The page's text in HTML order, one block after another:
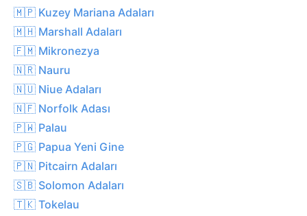
🇲🇵 Kuzey Mariana Adaları
🇲🇭 Marshall Adaları
🇫🇲 Mikronezya
🇳🇷 Nauru
🇳🇺 Niue Adaları
🇳🇫 Norfolk Adası
🇵🇼 Palau
🇵🇬 Papua Yeni Gine
🇵🇳 Pitcairn Adaları
🇸🇧 Solomon Adaları
🇹🇰 Tokelau